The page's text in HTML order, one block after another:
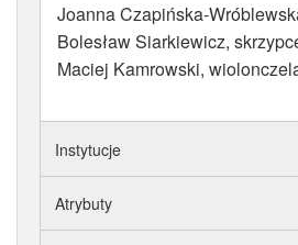
Joanna Czapińska-
Bolesław Siarkiewicz,
Maciej Kamrowski,
Instytucje
Atrybuty